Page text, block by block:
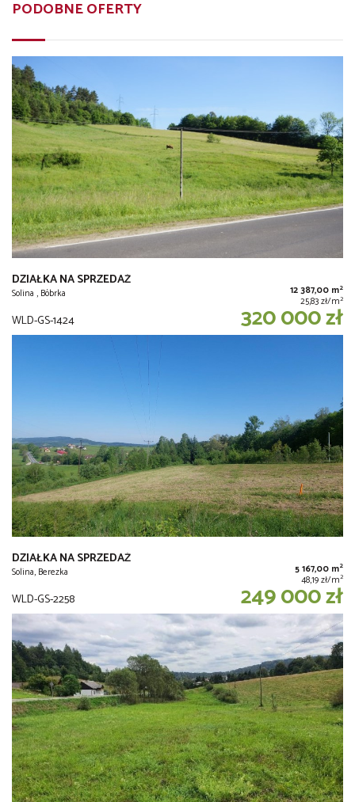
PODOBNE OFERTY
DZIAŁKA NA SPRZEDAŻ
Solina , Bóbrka 12 387,00 m2
25,83 zł/m2
WLD-GS-1424 320 000 zł
DZIAŁKA NA SPRZEDAŻ
Solina, Berezka 5 167,00 m2
48,19 zł/m2
WLD-GS-2258 249 000 zł